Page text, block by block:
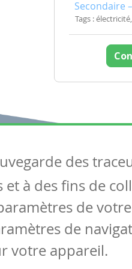
Secondaire
Tags :
Articles
Tous les articles
Articles DYS
Circulaires
des
à des fins de
de
de
votre appareil.